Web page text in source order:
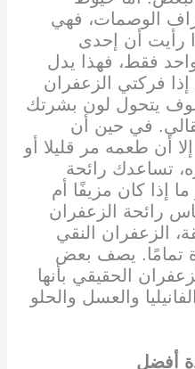
الوصمات، فهي
رأيت أن إحدى
فقط، فهذا يدل
فركتي الزعفران
يتحول لون بشرتك
في حين أن
أن طعمه مر قليلا أو
تساعدك رائحة
إذا كان مزيفًا أم
رائحة الزعفران
الزعفران النقي
تمامًا. يصف بعض
الحقيقي بأنها
والعسل والحلو
أفضل